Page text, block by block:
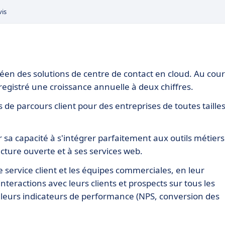
des solutions de centre de contact en cloud. Au
une croissance annuelle à deux chiffres.
parcours client pour des entreprises de toutes
capacité à s'intégrer parfaitement aux outils
ouverte et à ses services web.
client et les équipes commerciales, en leur
avec leurs clients et prospects sur tous les
indicateurs de performance (NPS, conversion des